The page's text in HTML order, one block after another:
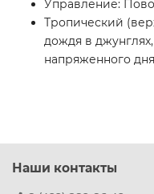
Управление:
Тропический
дождя в
напряженного
Наши контакты